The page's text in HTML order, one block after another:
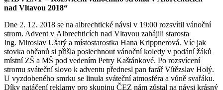
nad Vltavou 2018“
Dne 2. 12. 2018 se na albrechtické návsi v 19:00 rozsvítil vánoční
strom. Advent v Albrechticích nad Vltavou zahájili starosta
Ing. Miroslav Ušatý a místostarostka Hana Krippnerová. Víc jak
stovka občanů si přišla poslechnout vánoční koledy v podání žáků
místní ZŠ a MŠ pod vedením Petry Kaštánkové. Po rozsvícení
stromu sváteční slovo k adventu přednesl pan farář Vítězslav Holý.
U vyzdobeného smrku se linula sváteční atmosféra a vůně svařáku.
Díky natáčení reklamy pro skupinu ČEZ nám zůstal na návsi krásný